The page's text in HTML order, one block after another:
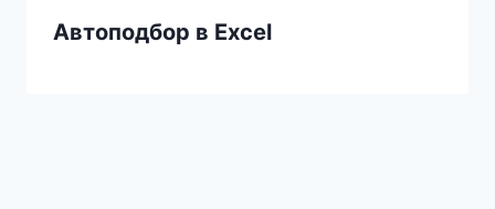
Автоподбор в Excel